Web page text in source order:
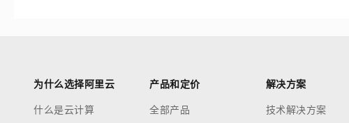
为什么选择阿里云
什么是云计算
产品和定价
全部产品
解决方案
技术解决方案